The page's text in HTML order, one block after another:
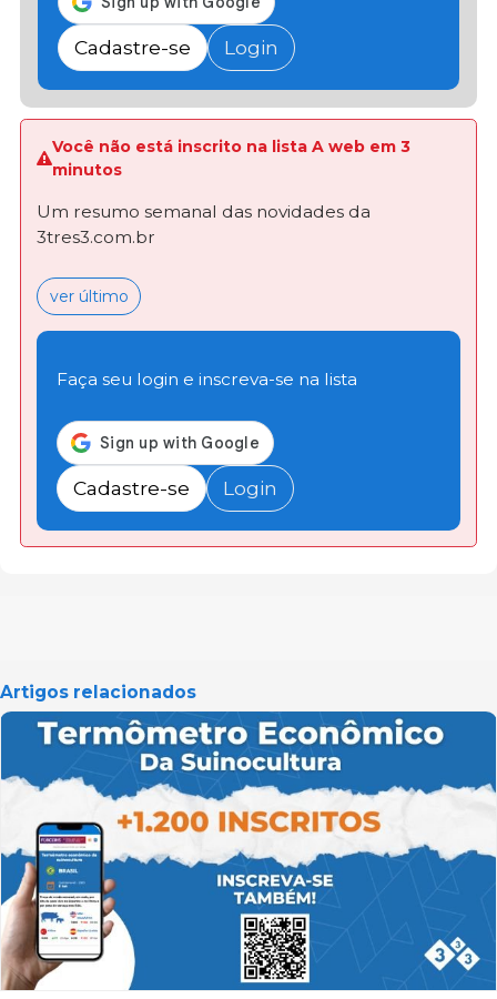
Cadastre-se Login
Você não está inscrito na lista A web em 3
minutos
Um resumo semanal das novidades da
3tres3.com.br
ver último
Faça seu login e inscreva-se na lista
Cadastre-se Login
Artigos relacionados